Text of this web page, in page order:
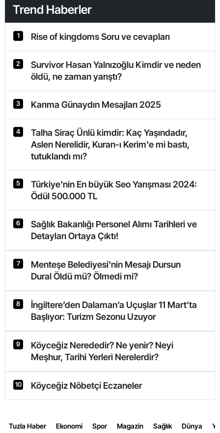
Trend Haberler
1 Rise of kingdoms Soru ve cevapları
2
Survivor Hasan Yalnızoğlu Kimdir ve neden
öldü, ne zaman yarıştı?
3 Karıma Günaydın Mesajları 2025
4
Talha Siraç Ünlü kimdir: Kaç Yaşındadır,
Aslen Nerelidir, Kuran-ı Kerim'e mi bastı,
tutuklandı mı?
5
Türkiye'nin En büyük Seo Yarışması 2024:
Ödül 500.000 TL
6
Sağlık Bakanlığı Personel Alımı Tarihleri ve
Detayları Ortaya Çıktı!
7
Menteşe Belediyesi'nin Mesajı Dursun
Dural Öldü mü? Ölmedi mi?
8
İngiltere’den Dalaman’a Uçuşlar 11 Mart’ta
Başlıyor: Turizm Sezonu Uzuyor
9
Köyceğiz Nerededir? Ne yenir? Neyi
Meşhur, Tarihi Yerleri Nerelerdir?
10 Köyceğiz Nöbetçi Eczaneler
Tuzla Haber Ekonomi Spor Magazin Sağlık Dünya